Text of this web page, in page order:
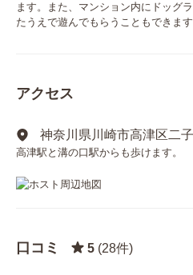
ます。また、マンション内にドッグ
たうえで遊んでもらうこともできます
アクセス
神奈川県川崎市高津区二子
高津駅と溝の口駅からも歩けます。
口コミ 5 (28件)